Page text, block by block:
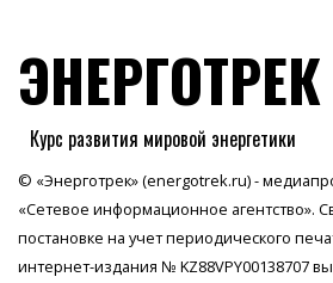
ЭНЕРГОТРЕК
Курс развития мировой энергетики
© «Энерготрек» (energotrek.ru) -
«Сетевое информационное агентство».
постановке на учет периодического
интернет-издания № KZ88VPY00138707